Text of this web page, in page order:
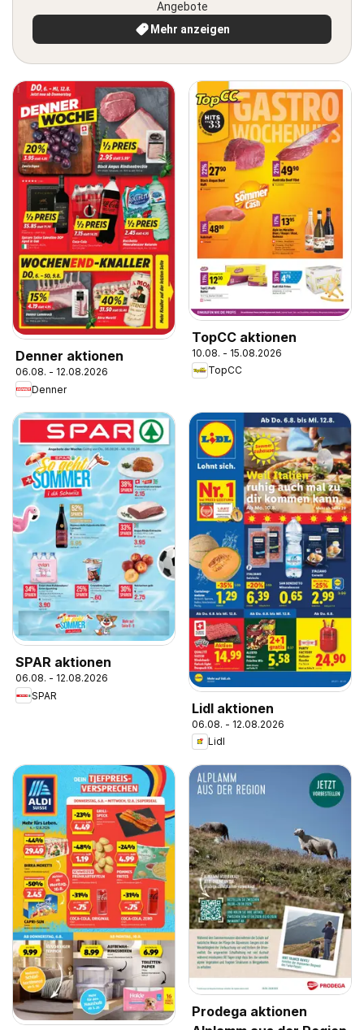
Angebote
Mehr anzeigen
Denner aktionen
06.08. - 12.08.2026
Denner
TopCC aktionen
10.08. - 15.08.2026
TopCC
SPAR aktionen
06.08. - 12.08.2026
SPAR
Lidl aktionen
06.08. - 12.08.2026
Lidl
Prodega aktionen